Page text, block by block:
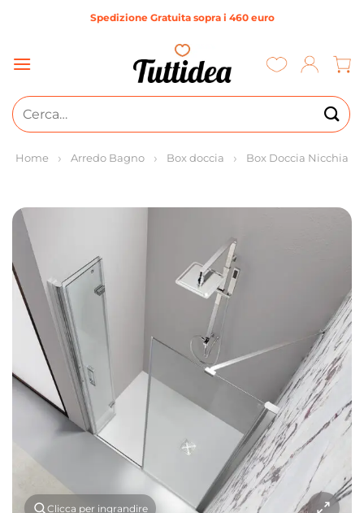
Spedizione Gratuita sopra i 460 euro
Cerca:
Home Arredo Bagno Box doccia Box Doccia Nicchia
Clicca per ingrandire